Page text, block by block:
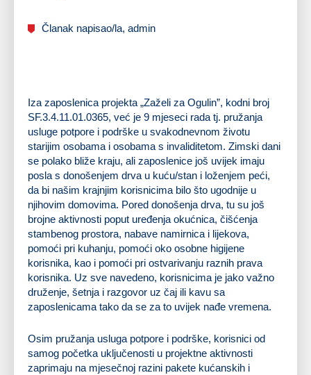
Članak napisao/la, admin
Iza zaposlenica projekta „Zaželi za Ogulin”, kodni broj
SF.3.4.11.01.0365, već je 9 mjeseci rada tj. pružanja
usluge potpore i podrške u svakodnevnom životu
starijim osobama i osobama s invaliditetom. Zimski dani
se polako bliže kraju, ali zaposlenice još uvijek imaju
posla s donošenjem drva u kuću/stan i loženjem peći,
da bi našim krajnjim korisnicima bilo što ugodnije u
njihovim domovima. Pored donošenja drva, tu su još
brojne aktivnosti poput uređenja okućnica, čišćenja
stambenog prostora, nabave namirnica i lijekova,
pomoći pri kuhanju, pomoći oko osobne higijene
korisnika, kao i pomoći pri ostvarivanju raznih prava
korisnika. Uz sve navedeno, korisnicima je jako važno
druženje, šetnja i razgovor uz čaj ili kavu sa
zaposlenicama tako da se za to uvijek nađe vremena.
Osim pružanja usluga potpore i podrške, korisnici od
samog početka uključenosti u projektne aktivnosti
zaprimaju na mjesečnoj razini pakete kućanskih i